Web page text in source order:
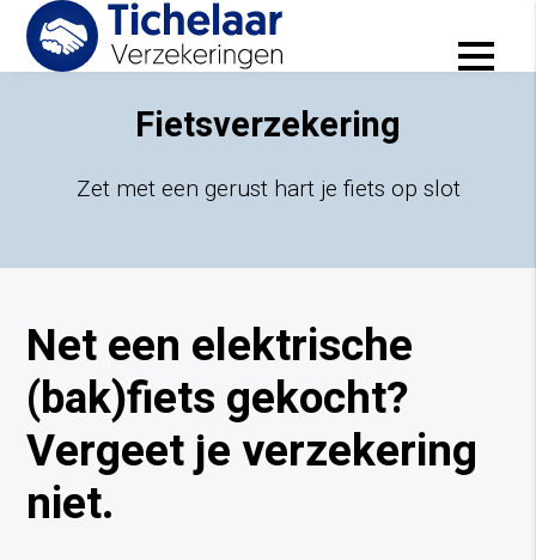
Verzeker je vervoersmiddelen
Fietsverzekering
Zet met een gerust hart je fiets op slot
Net een elektrische
(bak)fiets gekocht?
Vergeet je verzekering
niet.